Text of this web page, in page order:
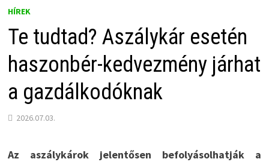
HÍREK
Te tudtad? Aszálykár esetén
haszonbér-kedvezmény járhat
a gazdálkodóknak
2026.07.03.
Az aszálykárok jelentősen befolyásolhatják a